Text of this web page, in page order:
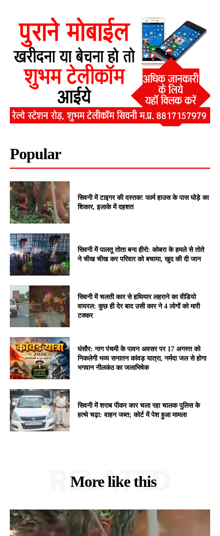
Popular
सिवनी में टाइगर की दस्तक! फार्म हाउस के पास घोड़े का
शिकार, इलाके में दहशत
सिवनी में पालतू तोता बना हीरो: कोबरा के हमले से तोते
ने चीख चीख कर परिवार को बचाया, खुद की दी जान
सिवनी में चलती कार से हथियार लहराने का वीडियो
वायरल: कुछ ही देर बाद उसी कार ने 4 लोगों को मारी
टक्कर
घंसौर: नाग पंचमी के पावन अवसर पर 17 अगस्त को
निकलेगी भव्य सनातन कांवड़ यात्रा, नर्मदा जल से होगा
भगवान नीलकंठ का जलाभिषेक
सिवनी में शराब पीकर कार चला रहा चालक पुलिस के
हत्थे चढ़ा: वाहन जब्त; कोर्ट में पेश हुआ मामला
More like this
RELATED